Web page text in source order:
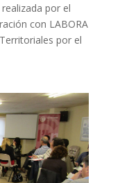
por el
con LABORA
por el